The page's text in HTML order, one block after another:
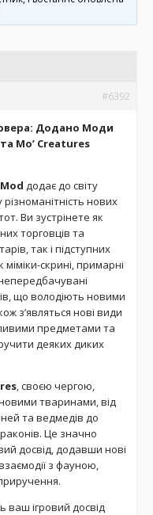
#6392
Додано Моди
Mo’ Creatures
додає до світу
нових
Ви зустрінете як
торговців та
так і підступних
міміки-скрині, примарні
що володіють новими
з’являться нові види
предметами та
деяких диких
, своєю чергою,
тваринами, від
та ведмедів до
Це значно
досвід, додавши нові
з фауною,
ваш ігровий досвід